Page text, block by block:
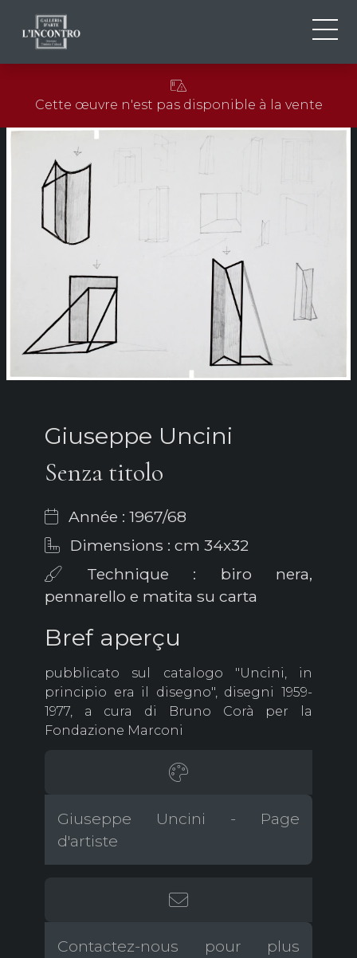
EN
FR
NEWS ED EVENTS
ARTISTES ET ŒUVRES
EXPOSITIONS
CONTACTS
Cette œuvre n'est pas disponible à la vente
Giuseppe Uncini
Senza titolo
Année : 1967/68
Dimensions : cm 34x32
Technique : biro nera,
pennarello e matita su carta
Bref aperçu
pubblicato sul catalogo "Uncini, in
principio era il disegno", disegni 1959-
1977, a cura di Bruno Corà per la
Fondazione Marconi
Giuseppe Uncini - Page
d'artiste
Contactez-nous pour plus